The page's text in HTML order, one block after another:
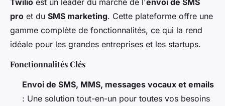
pro et du SMS marketing. Cette plateforme offre une
gamme complète de fonctionnalités, ce qui la rend
idéale pour les grandes entreprises et les startups.
Fonctionnalités Clés
Envoi de SMS, MMS, messages vocaux et emails
: Une solution tout-en-un pour toutes vos besoins